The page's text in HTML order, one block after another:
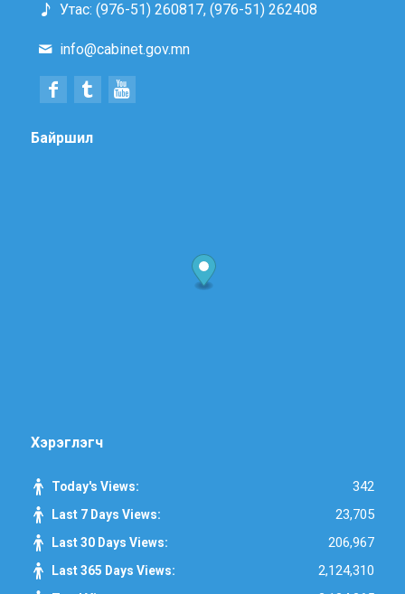
Утас: (976-51) 260817, (976-51) 262408
info@cabinet.gov.mn
Байршил
Хэрэглэгч
Today's Views: 342
Last 7 Days Views: 23,705
Last 30 Days Views: 206,967
Last 365 Days Views: 2,124,310